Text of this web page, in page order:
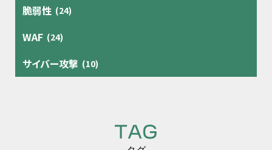
脆弱性 (24)
WAF (24)
サイバー攻撃 (10)
TAG